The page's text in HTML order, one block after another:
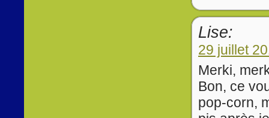
Lise:
29 juillet
Merki,
Bon, ce
pop-corn,